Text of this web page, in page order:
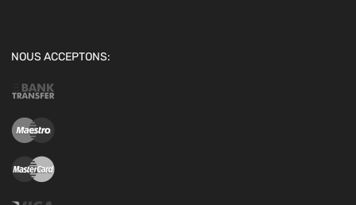
NOUS ACCEPTONS: